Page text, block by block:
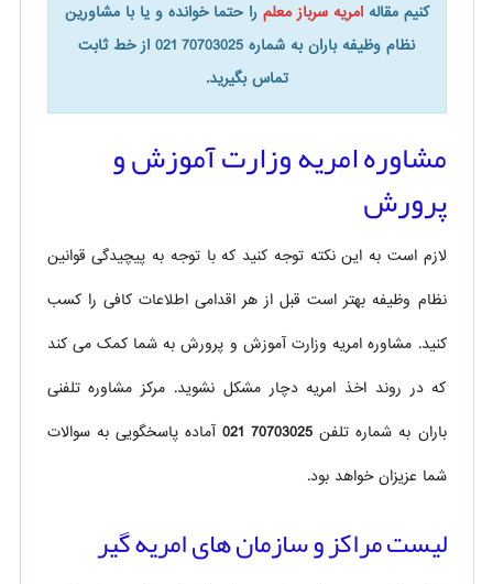
کنیم مقالهامریه سرباز معلم را حتما خوانده و یا با مشاورین
نظام وظیفه باران به شماره 70703025 021 از خط ثابت
تماس بگیرید.
مشاوره امریه وزارت آموزش و
پرورش
لازم است به این نکته توجه کنید که با توجه به پیچیدگی قوانین
نظام وظیفه بهتر است قبل از هر اقدامی اطلاعات کافی را کسب
کنید. مشاوره امریه وزارت آموزش و پرورش به شما کمک می کند
که در روند اخذ امریه دچار مشکل نشوید. مرکز مشاوره تلفنی
باران به شماره تلفن70703025 021
آماده پاسخگویی به سوالات
شما عزیزان خواهد بود.
لیست مراکز و سازمان های امریه گیر